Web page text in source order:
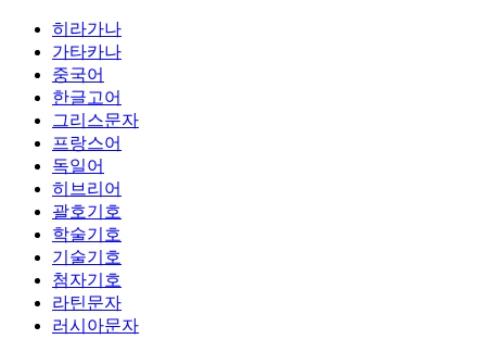
히라가나
가타카나
중국어
한글고어
그리스문자
프랑스어
독일어
히브리어
괄호기호
학술기호
기술기호
첨자기호
라틴문자
러시아문자